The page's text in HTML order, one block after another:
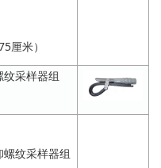
厘米）
采样器组
纹采样器组